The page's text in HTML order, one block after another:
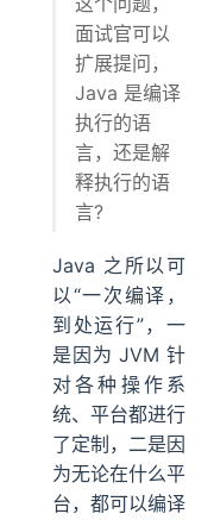
面试官可以
扩展提问，
Java 是编译
执行的语
言，还是解
释执行的语
言?
Java 之所以可
以“一次编译，
到处运行”，一
是因为 JVM 针
对各种操作系
统、平台都进行
了定制，二是因
为无论在什么平
台，都可以编译